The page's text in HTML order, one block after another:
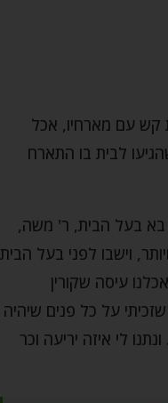
קש עם מארחיו, אכל
לבית בו התארח
בא בעל הבית, ר' משה,
וישבו לפני בעל הבית
עיסה שקורין
על כל פנים שיהיה
לי איזה יריעה וכר